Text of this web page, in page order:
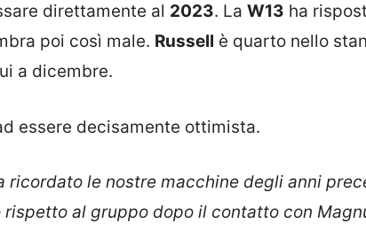
direttamente al 2023. La W13 ha
poi così male. Russell è quarto nello
a dicembre.
essere decisamente ottimista.
ricordato le nostre macchine degli anni
al gruppo dopo il contatto con